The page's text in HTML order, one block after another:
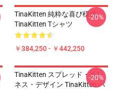
TinaKitten 純粋な喜び様式
TinaKitten Tシャツ
￥384,250 - ￥442,250
-20%
TinaKitten スプレッド・キン
ネス・デザイン TinaKitten パ
-20%